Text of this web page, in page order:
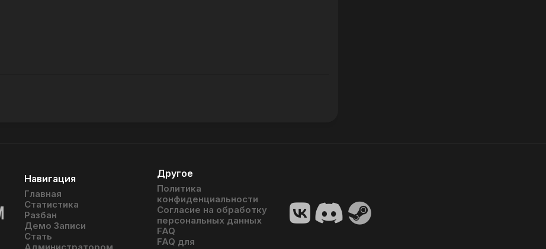
Навигация
Главная
Статистика
Разбан
Демо Записи
Стать
Другое
Политика
конфиденциальности
Согласие на обработку
персональных данных
FAQ
FAQ для